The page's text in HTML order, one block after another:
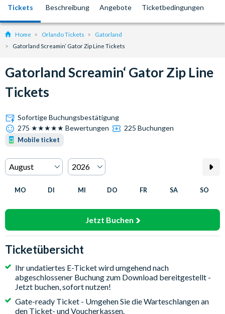
Tickets Beschreibung Angebote Ticketbedingungen
Home Orlando Tickets
Gatorland
Gatorland Screamin‘ Gator Zip Line Tickets
Gatorland Screamin‘ Gator Zip Line
Tickets
Sofortige Buchungsbestätigung
275 ★★★★★ Bewertungen
225 Buchungen
Mobile ticket
MO DI MI DO FR SA SO
Jetzt Buchen
Ticketübersicht
Ihr undatiertes E-Ticket wird umgehend nach
abgeschlossener Buchung zum Download bereitgestellt -
Jetzt buchen, sofort nutzen!
Gate-ready Ticket - Umgehen Sie die Warteschlangen an
den Ticket- und Voucherkassen.